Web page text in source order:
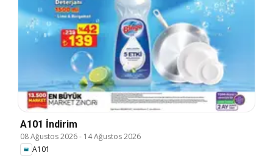
A101 İndirim
08 Ağustos 2026- 14 Ağustos 2026
A101